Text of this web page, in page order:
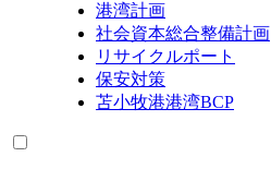
港湾計画
社会資本総合整備計画
リサイクルポート
保安対策
苫小牧港港湾BCP